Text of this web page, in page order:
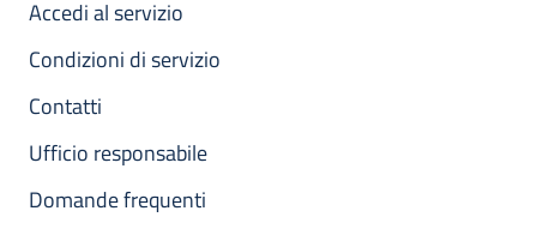
Accedi al servizio
Condizioni di servizio
Contatti
Ufficio responsabile
Domande frequenti